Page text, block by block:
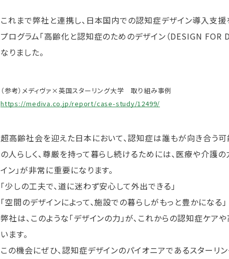
これまで弊社と連携し、日本国内での認知症デザイン導入支
プログラム「高齢化と認知症のためのデザイン（DESIGN FOR
なりました。
（参考）メディヴァ×英国スターリング大学 取り組み事例
https://mediva.co.jp/report/case-study/12499/
超高齢社会を迎えた日本において、認知症は誰もが向き合う
の人らしく、尊厳を持って暮らし続けるためには、医療や介護
イン」が非常に重要になります。
「少しの工夫で、道に迷わず安心して外出できる」
「空間のデザインによって、施設での暮らしがもっと豊かになる」
弊社は、このような「デザインの力」が、これからの認知症ケ
います。
この機会にぜひ、認知症デザインのパイオニアであるスターリ